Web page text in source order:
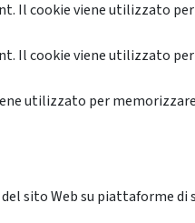
Il cookie viene utilizzato
Il cookie viene utilizzato
utilizzato per
sito Web su piattaforme